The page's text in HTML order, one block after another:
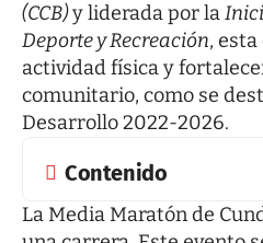
(CCB)y liderada por la
Deporte y Recreación,
actividad física y
comunitario, como se
Desarrollo 2022-2026.
Contenido
La Media Maratón de